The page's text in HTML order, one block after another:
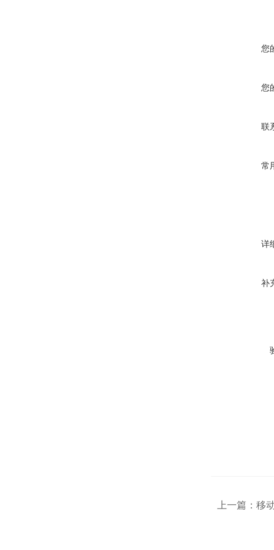
您
您
联
常
详
补
上一篇： 移